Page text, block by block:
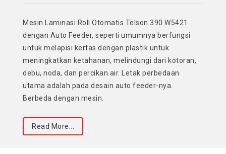
Mesin Laminasi Roll Otomatis Telson 390 W5421
dengan Auto Feeder, seperti umumnya berfungsi
untuk melapisi kertas dengan plastik untuk
meningkatkan ketahanan, melindungi dari kotoran,
debu, noda, dan percikan air. Letak perbedaan
utama adalah pada desain auto feeder-nya.
Berbeda dengan mesin.
Read More...